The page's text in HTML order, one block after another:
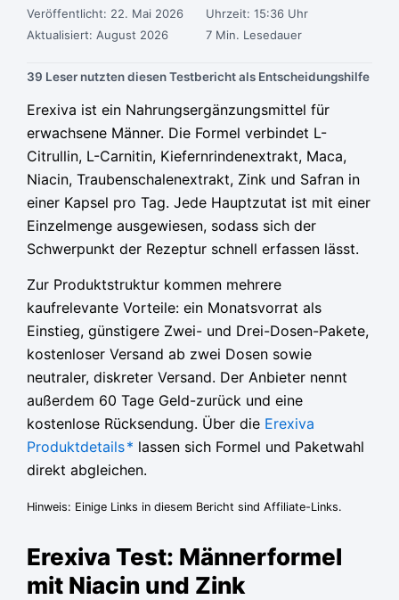
Veröffentlicht: 22. Mai 2026
Uhrzeit: 15:36 Uhr
Aktualisiert: August 2026
7 Min. Lesedauer
39 Leser nutzten diesen Testbericht als Entscheidungshilfe
Erexiva ist ein Nahrungsergänzungsmittel für
erwachsene Männer. Die Formel verbindet L-
Citrullin, L-Carnitin, Kiefernrindenextrakt, Maca,
Niacin, Traubenschalenextrakt, Zink und Safran in
einer Kapsel pro Tag. Jede Hauptzutat ist mit einer
Einzelmenge ausgewiesen, sodass sich der
Schwerpunkt der Rezeptur schnell erfassen lässt.
Zur Produktstruktur kommen mehrere
kaufrelevante Vorteile: ein Monatsvorrat als
Einstieg, günstigere Zwei- und Drei-Dosen-Pakete,
kostenloser Versand ab zwei Dosen sowie
neutraler, diskreter Versand. Der Anbieter nennt
außerdem 60 Tage Geld-zurück und eine
kostenlose Rücksendung. Über die Erexiva
Produktdetails* lassen sich Formel und Paketwahl
direkt abgleichen.
Hinweis: Einige Links in diesem Bericht sind Affiliate-Links.
Erexiva Test: Männerformel
mit Niacin und Zink
Ursprünglicher
Preis
war:
79,95 €
Aktueller
Preis
36,65 €.
Ursprünglicher
Preis
war:
79,95 €
Aktueller
Preis
36,65 €.
Ursprünglicher
Preis
war:
79,95 €
Aktueller
Preis
36,65 €.